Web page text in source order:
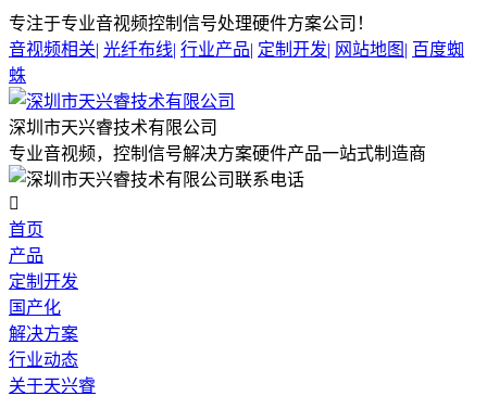
专注于专业音视频控制信号处理硬件方案公司！
音视频相关| 光纤布线| 行业产品| 定制开发| 网站地图 | 百度蜘
蛛
深圳市天兴睿技术有限公司
专业音视频，控制信号解决方案硬件产品一站式制造商

首页
产品
定制开发
国产化
解决方案
行业动态
关于天兴睿